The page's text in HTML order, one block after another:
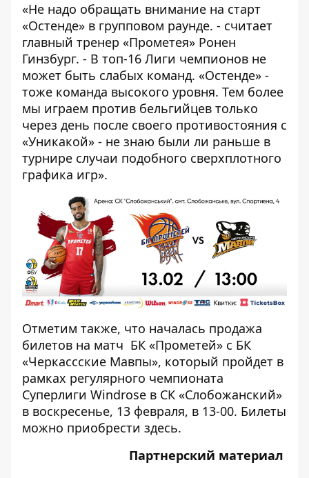
«Не надо обращать внимание на старт
«Остенде» в групповом раунде. - считает
главный тренер «Прометея» Ронен
Гинзбург. - В топ-16 Лиги чемпионов не
может быть слабых команд. «Остенде» -
тоже команда высокого уровня. Тем более
мы играем против бельгийцев только
через день после своего противостояния с
«Уникакой» - не знаю были ли раньше в
турнире случаи подобного сверхплотного
графика игр».
Отметим также, что началась продажа
билетов на матч БК «Прометей» с БК
«Черкассские Мавпы», который пройдет в
рамках регулярного чемпионата
Суперлиги Windrose в СК «Слобожанский»
в воскресенье, 13 февраля, в 13-00. Билеты
можно приобрести здесь.
Партнерский материал